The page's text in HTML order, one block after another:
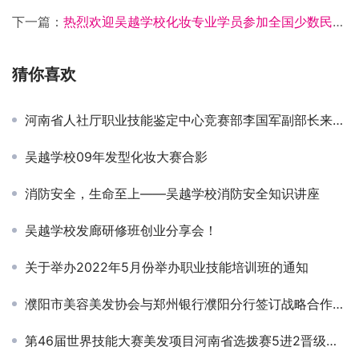
下一篇： 热烈欢迎吴越学校化妆专业学员参加全国少数民族运动会化妆活动凯旋归来！
猜你喜欢
河南省人社厅职业技能鉴定中心竞赛部李国军副部长来吴越学校调研指导工作
吴越学校09年发型化妆大赛合影
消防安全，生命至上——吴越学校消防安全知识讲座
吴越学校发廊研修班创业分享会！
关于举办2022年5月份举办职业技能培训班的通知
濮阳市美容美发协会与郑州银行濮阳分行签订战略合作仪式
第46届世界技能大赛美发项目河南省选拨赛5进2晋级赛完美收官